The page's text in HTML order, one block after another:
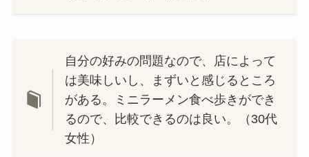
自分の好みの問題なので、店によって
は美味しいし、まずいと感じるところ
がある。ミニラーメン食べ歩きができ
るので、比較できるのは良い。（30代
女性）